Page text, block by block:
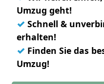
Umzug geht!
✓ Schnell &
erhalten!
✓ Finden Sie das
Umzug!